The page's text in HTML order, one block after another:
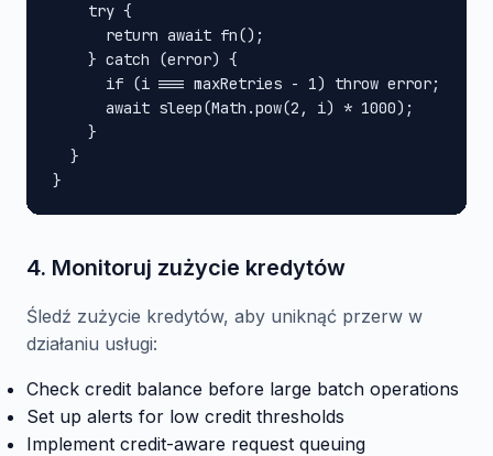
    try {
      return await fn();
    } catch (error) {
      if (i === maxRetries - 1) throw error;
      await sleep(Math.pow(2, i) * 1000);
    }
  }
}
4. Monitoruj zużycie kredytów
Śledź zużycie kredytów, aby uniknąć przerw w
działaniu usługi:
Check credit balance before large batch operations
Set up alerts for low credit thresholds
Implement credit-aware request queuing